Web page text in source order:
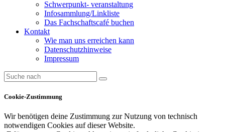
Schwerpunkt- veranstaltung
Infosammlung/Linkliste
Das Fachschaftscafé buchen
Kontakt
Wie man uns erreichen kann
Datenschutzhinweise
Impressum
Cookie-Zustimmung
Wir benötigen deine Zustimmung zur Nutzung von technisch
notwendigen Cookies auf dieser Website.